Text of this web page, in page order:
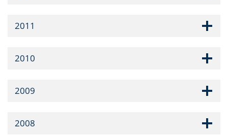
2011
2010
2009
2008